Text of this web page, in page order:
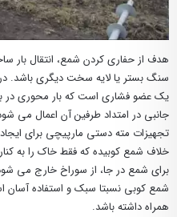
هدف از حفاری کردن شمع، انتقال بار
سنگ بستر یا لایه سخت دیگری باشد.
یک عضو فشاری است که بار محوری در
جانبی در امتداد طرفین آن اعمال می
تجهیزات مته دستی مارپیچی برای
خلاف شمع کوبیده که فقط خاک را به
برای شمع در جا، از سوراخ خارج می
شمع کوبی نسبتا سبک و استفاده
همراه داشته باشد.